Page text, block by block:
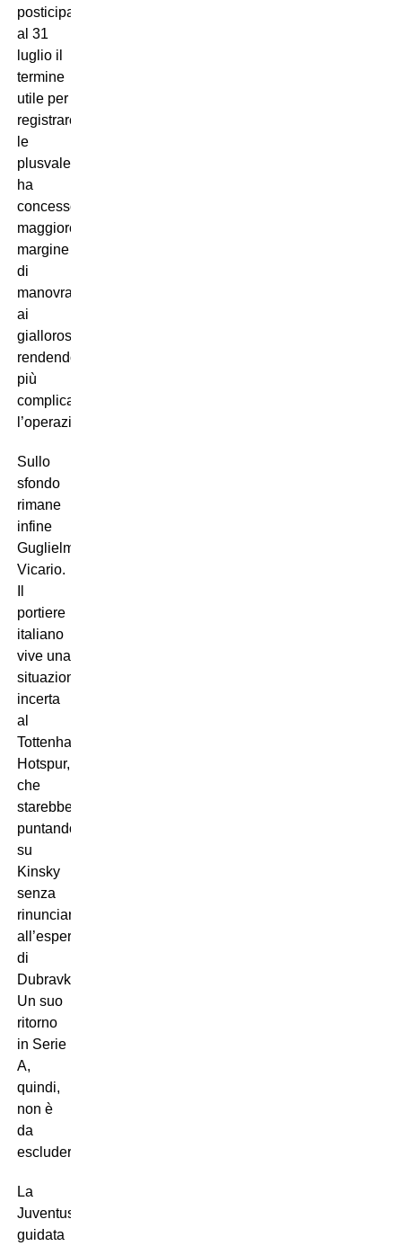
posticipare
al 31
luglio il
termine
utile per
registrare
le
plusvalenze
ha
concesso
maggiore
margine
di
manovra
ai
giallorossi,
rendendo
più
complicata
l’operazione.
Sullo
sfondo
rimane
infine
Guglielmo
Vicario.
portiere
italiano
vive una
situazione
incerta
al
Tottenham
Hotspur,
che
starebbe
puntando
su
Kinsky
senza
rinunciare
all’esperienza
di
Dubravka.
Un suo
ritorno
in Serie
A,
quindi,
non è
da
escludere.
La
Juventus,
guidata